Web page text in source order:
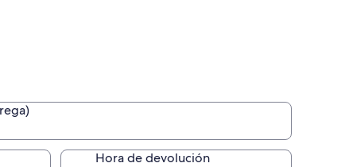
Hora de devolución